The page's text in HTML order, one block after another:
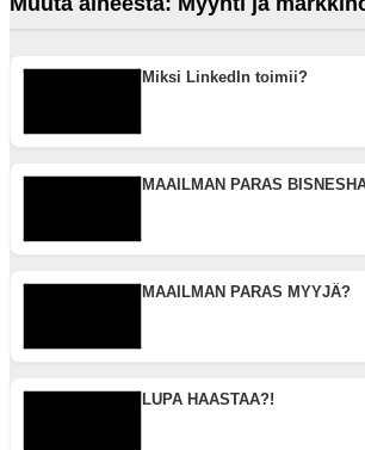
Miksi LinkedIn toimii?
MAAILMAN PARAS
MAAILMAN PARAS MYYJÄ?
LUPA HAASTAA?!